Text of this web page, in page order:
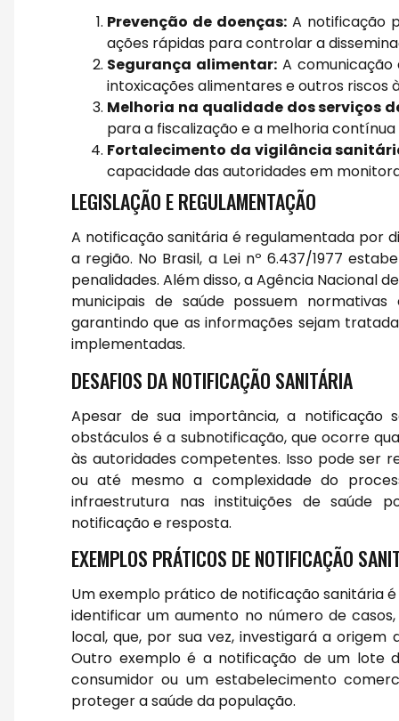
Prevenção de doenças: A notificação
ações rápidas para controlar a
Segurança alimentar:A comunicação
intoxicações alimentares e outros riscos
Melhoria na qualidade dos serviços
para a fiscalização e a melhoria
Fortalecimento da vigilância
capacidade das autoridades em
LEGISLAÇÃO E REGULAMENTAÇÃO
A notificação sanitária é regulamentada por
a região. No Brasil, a Lei nº 6.437/1977
penalidades. Além disso, a Agência Nacional
municipais de saúde possuem
garantindo que as informações sejam
implementadas.
DESAFIOS DA NOTIFICAÇÃO SANITÁRIA
Apesar de sua importância, a notificação
obstáculos é a subnotificação, que ocorre
às autoridades competentes. Isso pode ser
ou até mesmo a complexidade do
infraestrutura nas instituições de saúde
notificação e resposta.
EXEMPLOS PRÁTICOS DE NOTIFICAÇÃO
Um exemplo prático de notificação sanitária
identificar um aumento no número de
local, que, por sua vez, investigará a
Outro exemplo é a notificação de um lote
consumidor ou um estabelecimento
proteger a saúde da população.